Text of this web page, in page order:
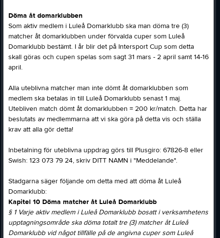
Döma åt domarklubben
Som aktiv medlem i Luleå Domarklubb ska man döma tre (3)
matcher åt domarklubben under förvalda cuper som Luleå
Domarklubb bestämt. I år blir det på Intersport Cup som detta
skall göras och cupen spelas som sagt 31 mars - 2 april samt 14-16
april.
Alla uteblivna matcher man inte dömt åt domarklubben som
medlem ska betalas in till Luleå Domarklubb senast 1 maj.
Utebliven match dömt åt domarklubben = 200 kr/match. Detta har
beslutats av medlemmarna att vi ska göra på detta vis och ställa
krav att alla gör detta!
Inbetalning för uteblivna uppdrag görs till Plusgiro: 67826-8 eller
Swish: 123 073 79 24, skriv DITT NAMN i "Meddelande".
Stadgarna säger följande om detta med att döma åt Luleå
Domarklubb:
Kapitel 10 Döma matcher åt Luleå Domarklubb
§ 1 Varje aktiv medlem i Luleå Domarklubb bosatt i verksamhetens
upptagningsområde ska döma totalt tre (3) matcher åt Luleå
Domarklubb vid något tillfälle på de angivna cuper som Luleå